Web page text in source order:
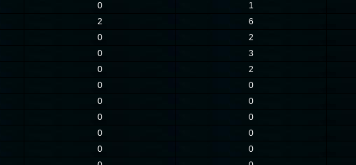
0
1
2
6
0
2
0
3
0
2
0
0
0
0
0
0
0
0
0
0